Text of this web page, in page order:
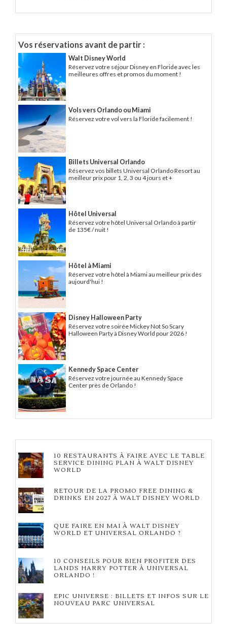
Vos réservations avant de partir :
Walt Disney World
Réservez votre séjour Disney en Floride avec les
meilleures offres et promos du moment !
Vols vers Orlando ou Miami
Réservez votre vol vers la Floride facilement !
Billets Universal Orlando
Réservez vos billets Universal Orlando Resort au
meilleur prix pour 1, 2, 3 ou 4 jours et +
Hôtel Universal
Réservez votre hôtel Universal Orlando à partir
de 135€ / nuit !
Hôtel à Miami
Réservez votre hôtel à Miami au meilleur prix dès
aujourd'hui !
Disney Halloween Party
Réservez votre soirée Mickey Not So Scary
Halloween Party à Disney World pour 2026 !
Kennedy Space Center
Réservez votre journée au Kennedy Space
Center près de Orlando !
10 RESTAURANTS À FAIRE AVEC LE TABLE
SERVICE DINING PLAN À WALT DISNEY
WORLD
RETOUR DE LA PROMO FREE DINING &
DRINKS EN 2027 À WALT DISNEY WORLD
QUE FAIRE EN MAI À WALT DISNEY
WORLD ET UNIVERSAL ORLANDO ?
10 CONSEILS POUR BIEN PROFITER DES
LANDS HARRY POTTER À UNIVERSAL
ORLANDO !
EPIC UNIVERSE : BILLETS ET INFOS SUR LE
NOUVEAU PARC UNIVERSAL